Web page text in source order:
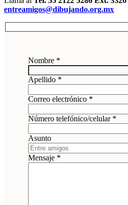
entreamigos@dibujando.org.mx
Nombre *
Apellido *
Correo electrónico *
Número telefónico/celular *
Asunto
Mensaje *